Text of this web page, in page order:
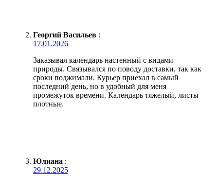
Георгий Васильев :
17.01.2026
Заказывал календарь настенный с видами
природы. Связывался по поводу доставки, так как
сроки поджимали. Курьер приехал в самый
последний день, но в удобный для меня
промежуток времени. Календарь тяжелый, листы
плотные.
Юлиана :
29.12.2025